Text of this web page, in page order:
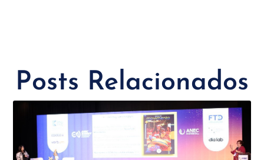
Posts Relacionados